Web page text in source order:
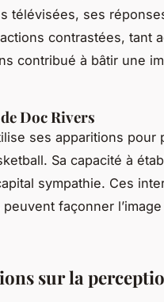
télévisées, ses
contrastées, tant
contribué à bâtir une
Doc Rivers
ses apparitions pour
Sa capacité à
sympathie. Ces
façonner
sur la